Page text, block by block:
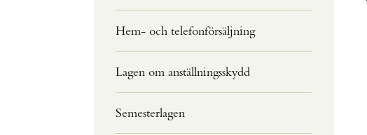
Hem- och telefonförsäljning
Lagen om anställningsskydd
Semesterlagen